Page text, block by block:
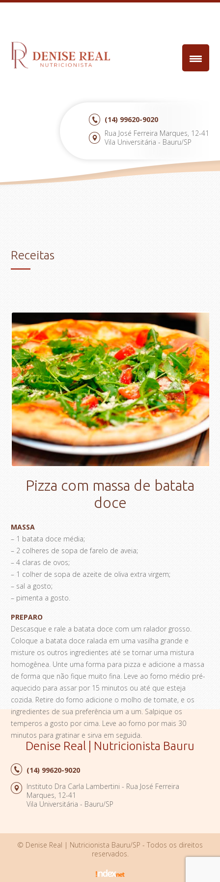
(14) 99620-9020
Rua José Ferreira Marques, 12-41
Vila Universitária - Bauru/SP
Receitas
Pizza com massa de batata
doce
MASSA
– 1 batata doce média;
– 2 colheres de sopa de farelo de aveia;
– 4 claras de ovos;
– 1 colher de sopa de azeite de oliva extra virgem;
– sal a gosto;
– pimenta a gosto.
PREPARO
Descasque e rale a batata doce com um ralador grosso.
Coloque a batata doce ralada em uma vasilha grande e
misture os outros ingredientes até se tornar uma mistura
homogênea. Unte uma forma para pizza e adicione a massa
de forma que não fique muito fina. Leve ao forno médio pré-
aquecido para assar por 15 minutos ou até que esteja
cozida. Retire do forno adicione o molho de tomate, e os
ingredientes de sua preferência um a um. Salpique os
temperos a gosto por cima. Leve ao forno por mais 30
minutos para gratinar e sirva em seguida.
Denise Real | Nutricionista Bauru
(14) 99620-9020
Instituto Dra Carla Lambertini - Rua José Ferreira
Marques, 12-41
Vila Universitária - Bauru/SP
© Denise Real | Nutricionista Bauru/SP - Todos os direitos
reservados.